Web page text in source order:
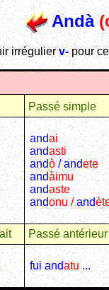
Andà
irrégulierv-pour
Passé simple
andai
andasti
andò/ andete
andàimu
andaste
andonu /and
Passé antérieur
fui andatu...